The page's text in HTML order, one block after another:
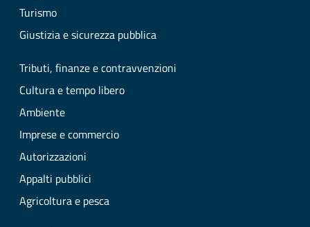
Turismo
Giustizia e sicurezza pubblica
Tributi, finanze e contravvenzioni
Cultura e tempo libero
Ambiente
Imprese e commercio
Autorizzazioni
Appalti pubblici
Agricoltura e pesca